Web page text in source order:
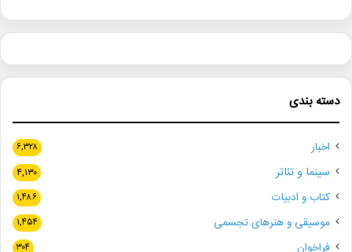
دسته بندی
اخبار ۶,۳۲۸
سینما و تئاتر ۴,۱۳۰
کتاب و ادبیات ۱,۴۸۶
موسیقی و هنرهای تجسمی ۱,۴۵۴
فراخوان ۳۰۴